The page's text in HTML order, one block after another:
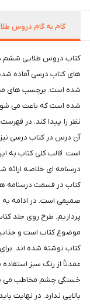
گام به گام دروس
کتاب دروس طلایی ششم
های کتاب درسی آماده
شده است. برچسب های
شده است که باعث می شود
نظر را پیدا کند. در
آن درس در کتاب درسی
است. قالب کلی کتاب به
درسنامه ای خلاصه
کتاب در قسمت درسنامه
پردازیم. طرح روی جلد
موضوع کتاب است و
کتاب نوشته شده اند.
عمدتاً از رنگ سبز
خستگی چشم مخاطب می
بالایی ندارد. در نهایت